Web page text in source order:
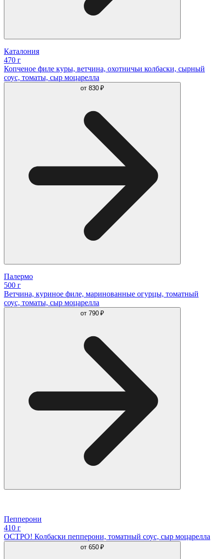
Каталония
470 г
Копченое филе куры, ветчина, охотничьи колбаски, сырный
соус, томаты, сыр моцарелла
от 830 ₽
Палермо
500 г
Ветчина, куриное филе, маринованные огурцы, томатный
соус, томаты, сыр моцарелла
от 790 ₽
Пепперони
410 г
ОСТРО! Колбаски пепперони, томатный соус, сыр моцарелла
от 650 ₽